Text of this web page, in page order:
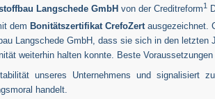
Langschede GmbH von der Creditreform1
dem Bonitätszertifikat CrefoZertausgezeichnet.
Langschede GmbH, dass sie sich in den letzten
weiterhin halten konnte. Beste
unseres Unternehmens und signalisiert
handelt.